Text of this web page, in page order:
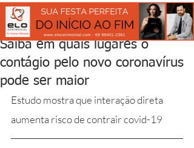
Saiba em quais lugares o
contágio pelo novo coronavírus
pode ser maior
Estudo mostra que interação direta
aumenta risco de contrair covid-19